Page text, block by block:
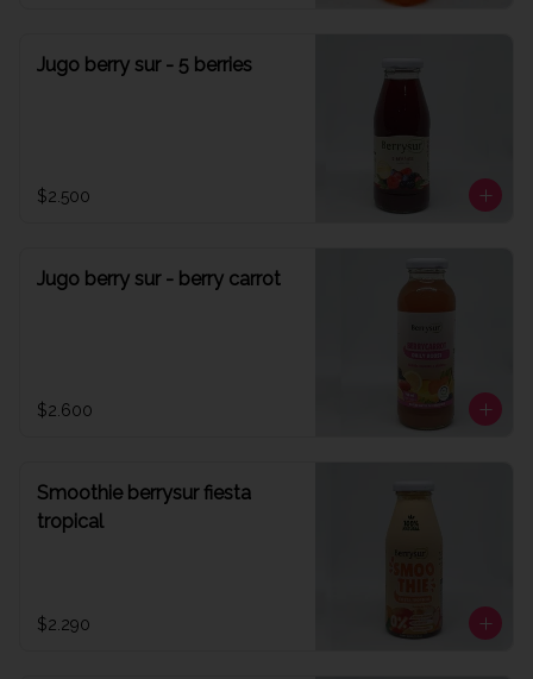
Jugo berry sur - 5 berries
$2.500
Jugo berry sur - berry carrot
$2.600
Smoothie berrysur fiesta
tropical
$2.290